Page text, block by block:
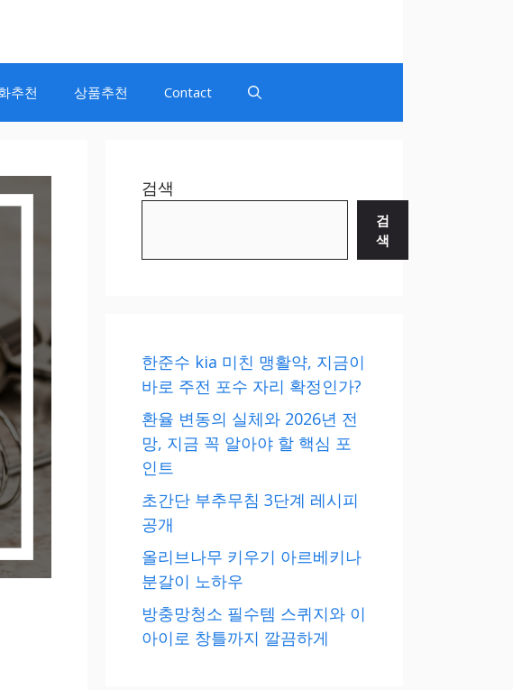
추천 상품추천 Contact
검색
검
색
한준수 kia 미친 맹활약, 지금이
바로 주전 포수 자리 확정인가?
환율 변동의 실체와 2026년 전
망, 지금 꼭 알아야 할 핵심 포
인트
초간단 부추무침 3단계 레시피
공개
올리브나무 키우기 아르베키나
분갈이 노하우
방충망청소 필수템 스퀴지와 이
아이로 창틀까지 깔끔하게